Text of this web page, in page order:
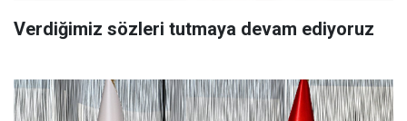
Verdiğimiz sözleri tutmaya devam ediyoruz